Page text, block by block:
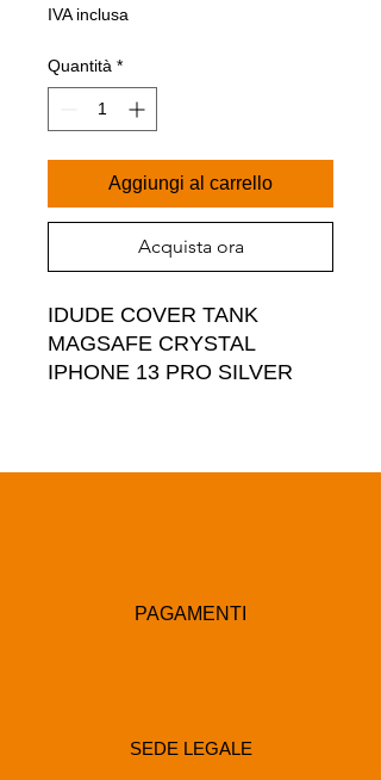
IVA inclusa
Quantità *
Aggiungi al carrello
Acquista ora
IDUDE COVER TANK
MAGSAFE CRYSTAL
IPHONE 13 PRO SILVER
PAGAMENTI
SEDE LEGALE